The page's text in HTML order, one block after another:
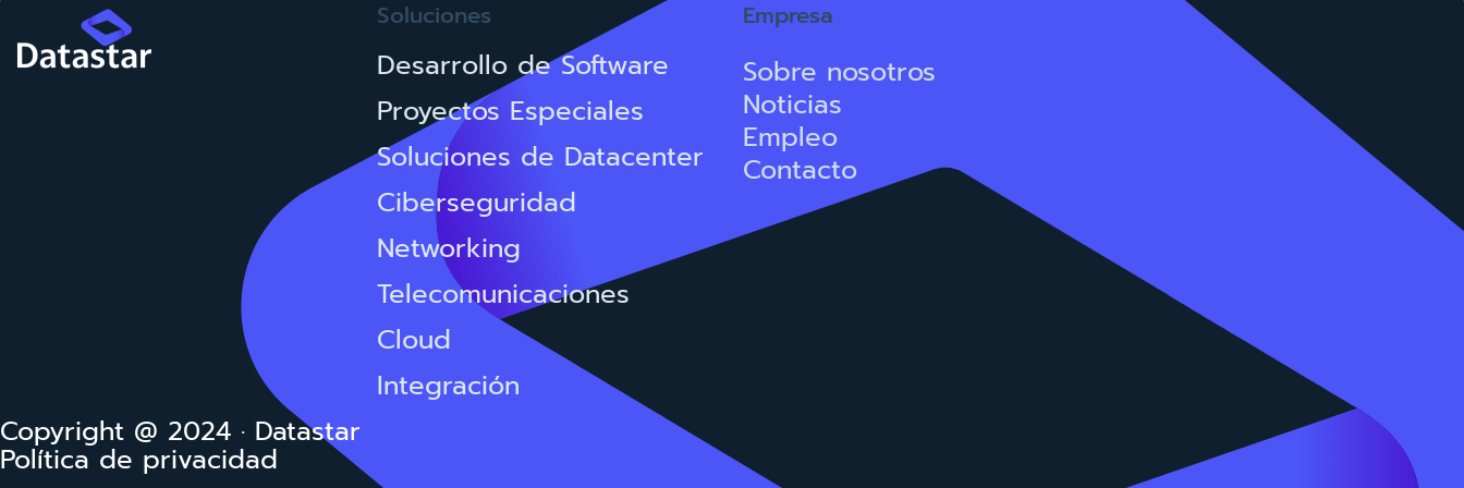
Soluciones
Desarrollo de Software
Proyectos Especiales
Soluciones de Datacenter
Ciberseguridad
Networking
Telecomunicaciones
Cloud
Integración
Empresa
Sobre nosotros
Noticias
Empleo
Contacto
Copyright @ 2024 · Datastar
Política de privacidad